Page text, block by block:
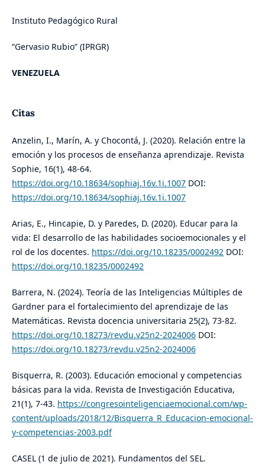
Instituto Pedagógico Rural
“Gervasio Rubio” (IPRGR)
VENEZUELA
Citas
Anzelin, I., Marín, A. y Chocontá, J. (2020). Relación entre la
emoción y los procesos de enseñanza aprendizaje. Revista
Sophie, 16(1), 48-64.
https://doi.org/10.18634/sophiaj.16v.1i.1007DOI:
https://doi.org/10.18634/sophiaj.16v.1i.1007
Arias, E., Hincapie, D. y Paredes, D. (2020). Educar para la
vida: El desarrollo de las habilidades socioemocionales y el
rol de los docentes. https://doi.org/10.18235/0002492DOI:
https://doi.org/10.18235/0002492
Barrera, N. (2024). Teoría de las Inteligencias Múltiples de
Gardner para el fortalecimiento del aprendizaje de las
Matemáticas. Revista docencia universitaria 25(2), 73-82.
https://doi.org/10.18273/revdu.v25n2-2024006DOI:
https://doi.org/10.18273/revdu.v25n2-2024006
Bisquerra, R. (2003). Educación emocional y competencias
básicas para la vida. Revista de Investigación Educativa,
21(1), 7-43. https://congresointeligenciaemocional.com/wp-
content/uploads/2018/12/Bisquerra_R_Educacion-emocional-
y-competencias-2003.pdf
CASEL (1 de julio de 2021). Fundamentos del SEL.